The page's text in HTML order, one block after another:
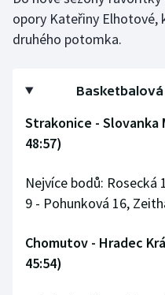
Jezdectví
Judo
Krasobruslení
Lezení
Moderní pětiboj
Motorsport
Olympijské hry
opory Kateřiny Elhotové,
druhého potomka.
Basketbalová
Strakonice - Slovanka
48:57)
Nejvíce bodů: Rosecká
9 - Pohunková 16,
Chomutov - Hradec
45:54)